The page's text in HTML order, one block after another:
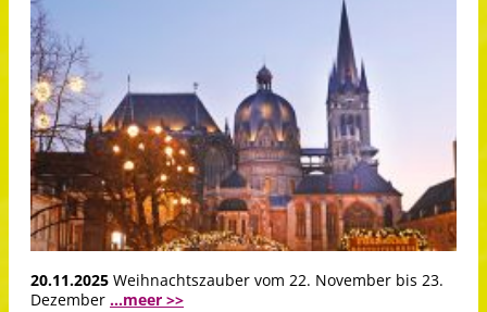
20.11.2025 Weihnachtszauber vom 22. November bis 23.
Dezember ...meer >>